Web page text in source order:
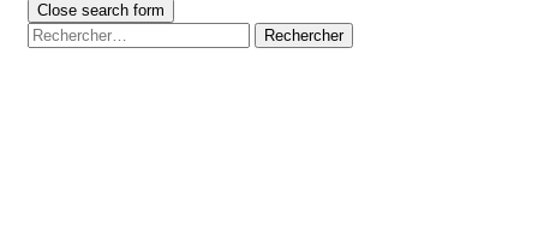
Close search form
Rechercher :